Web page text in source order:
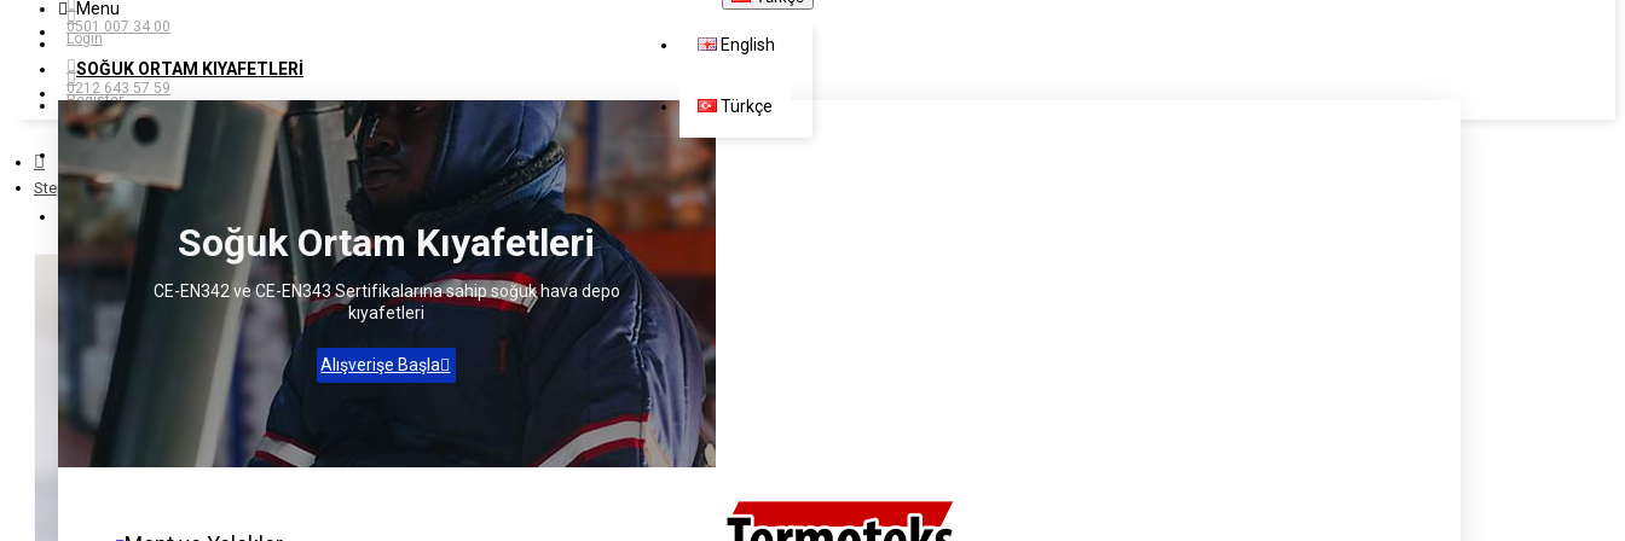
English
Türkçe
0501 007 34 00
0212 643 57 59
Kayıt Ol
Menu
SOĞUK ORTAM KIYAFETLERI
Soğuk Ortam Kıyafetleri
CE-EN342 ve CE-EN343 Sertifikalarına sahip soğuk hava depo
kıyafetleri
Alışverişe Başla
Login
Register
Step Haki Polar Sweat